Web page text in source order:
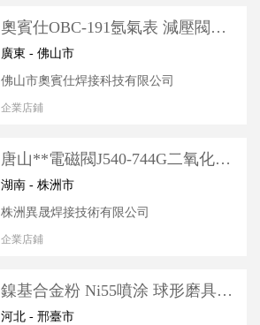
奧賓仕OBC-191氬氣表 減壓閥壓
力表 配件氬弧焊機 **氬氣節氣閥
廣東 - 佛山市
佛山市奧賓仕焊接科技有限公司
企業店鋪
唐山**電磁閥J540-744G二氧化碳
氣保電焊機KR2系列配件氣閥
湖南 - 株洲市
株洲異晟焊接技術有限公司
企業店鋪
鎳基合金粉 Ni55噴涂 球形磨具凸
輪排氣閥 鎳基合金粉
河北 - 邢臺市